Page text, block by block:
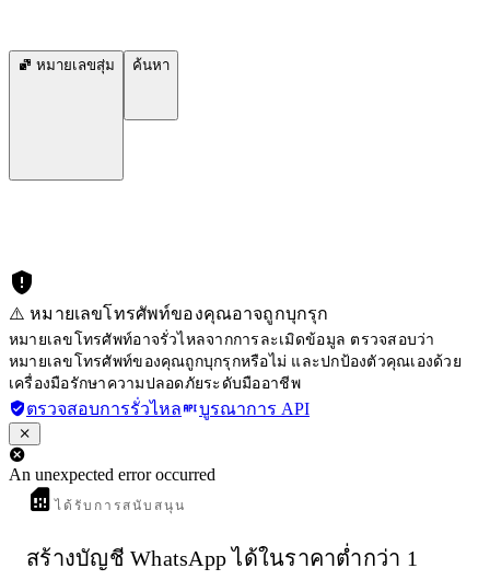
หมายเลขสุ่ม ค้นหา
⚠️ หมายเลขโทรศัพท์ของคุณอาจถูกบุกรุก
หมายเลขโทรศัพท์อาจรั่วไหลจากการละเมิดข้อมูล ตรวจสอบว่า
หมายเลขโทรศัพท์ของคุณถูกบุกรุกหรือไม่ และปกป้องตัวคุณเองด้วย
เครื่องมือรักษาความปลอดภัยระดับมืออาชีพ
ตรวจสอบการรั่วไหล บูรณาการ API
An unexpected error occurred
ได้รับการสนับสนุน
สร้างบัญชี WhatsApp ได้ในราคาต่ำกว่า 1